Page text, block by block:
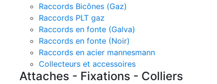
Raccords Bicônes (Gaz)
Raccords PLT gaz
Raccords en fonte (Galva)
Raccords en fonte (Noir)
Raccords en acier mannesmann
Collecteurs et accessoires
Attaches - Fixations - Colliers